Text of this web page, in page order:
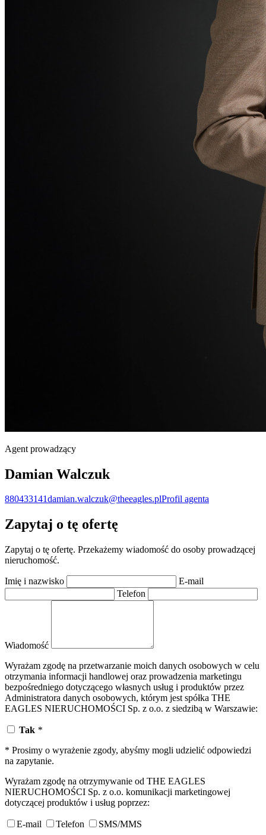
Agent prowadzący
Damian Walczuk
880433141damian.walczuk@theeagles.plProfil agenta
Zapytaj o tę ofertę
Zapytaj o tę ofertę. Przekażemy wiadomość do osoby prowadzącej
nieruchomość.
Imię i nazwisko
E-mail
Telefon
Wiadomość
Wyrażam zgodę na przetwarzanie moich danych osobowych w celu
otrzymania informacji handlowej oraz prowadzenia marketingu
bezpośredniego dotyczącego własnych usług i produktów przez
Administratora danych osobowych, którym jest spółka THE
EAGLES NIERUCHOMOŚCI Sp. z o.o. z siedzibą w Warszawie:
Tak *
* Prosimy o wyrażenie zgody, abyśmy mogli udzielić odpowiedzi
na zapytanie.
Wyrażam zgodę na otrzymywanie od THE EAGLES
NIERUCHOMOŚCI Sp. z o.o. komunikacji marketingowej
dotyczącej produktów i usług poprzez:
E-mail Telefon
SMS/MMS